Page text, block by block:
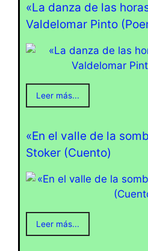
«La danza de las
Valdelomar Pinto
Leer más...
«En el valle de la
Stoker (Cuento)
Leer más...